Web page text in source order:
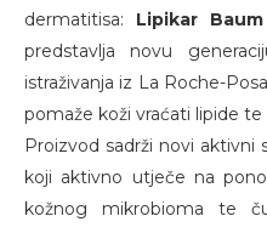
dermatitisa: Lipikar
predstavlja novu
istraživanja iz La Roche-
pomaže koži vraćati lipide
Proizvod sadrži novi aktivni
koji aktivno utječe na
kožnog mikrobioma te